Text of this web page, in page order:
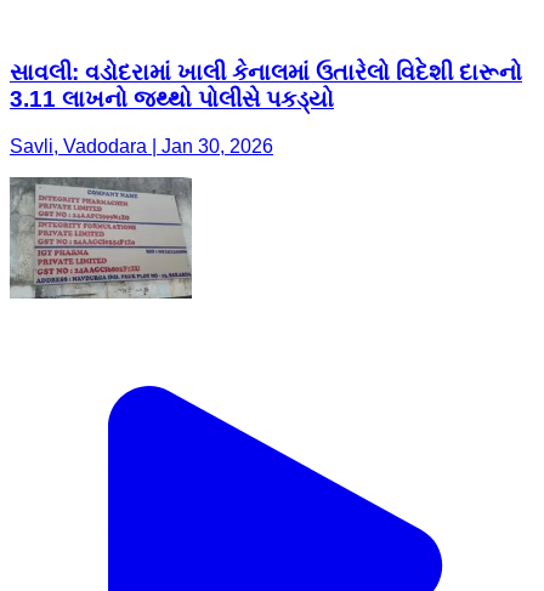
સાવલી: વડોદરામાં ખાલી કેનાલમાં ઉતારેલો વિદેશી દારૂનો
3.11 લાખનો જથ્થો પોલીસે પકડ્યો
Savli, Vadodara | Jan 30, 2026